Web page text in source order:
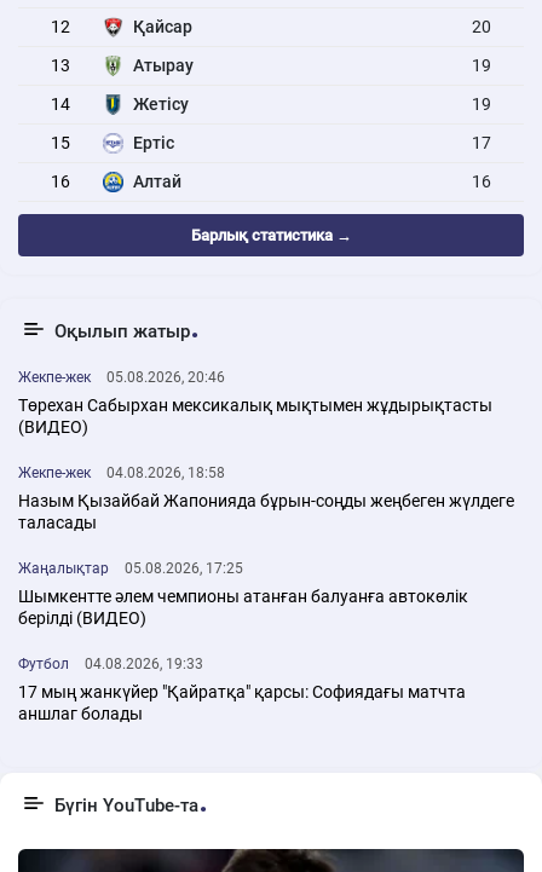
12
Қайсар
20
13
Атырау
19
14
Жетісу
19
15
Ертіс
17
16
Алтай 16
Барлық статистика →
Оқылып жатыр
Жекпе-жек 05.08.2026, 20:46
Төрехан Сабырхан мексикалық мықтымен жұдырықтасты
(ВИДЕО)
Жекпе-жек 04.08.2026, 18:58
Назым Қызайбай Жапонияда бұрын-соңды жеңбеген жүлдеге
таласады
Жаңалықтар 05.08.2026, 17:25
Шымкентте әлем чемпионы атанған балуанға автокөлік
берілді (ВИДЕО)
Футбол 04.08.2026, 19:33
17 мың жанкүйер "Қайратқа" қарсы: Софиядағы матчта
аншлаг болады
Бүгін YouTube-та